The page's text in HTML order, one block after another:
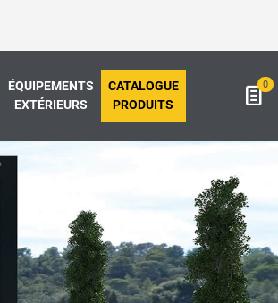
ÉQUIPEMENTS
EXTÉRIEURS
CATALOGUE
PRODUITS
0